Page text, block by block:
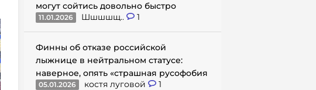
могут сойтись довольно быстро
11.01.2026 Шшшшщ.. 1
Финны об отказе российской
лыжнице в нейтральном статусе:
наверное, опять «страшная русофобия
05.01.2026 костя луговой 1